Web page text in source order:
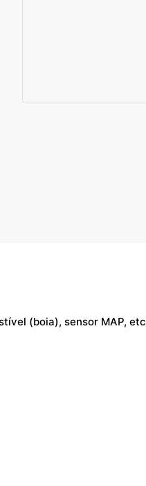
(boia), sensor MAP, etc